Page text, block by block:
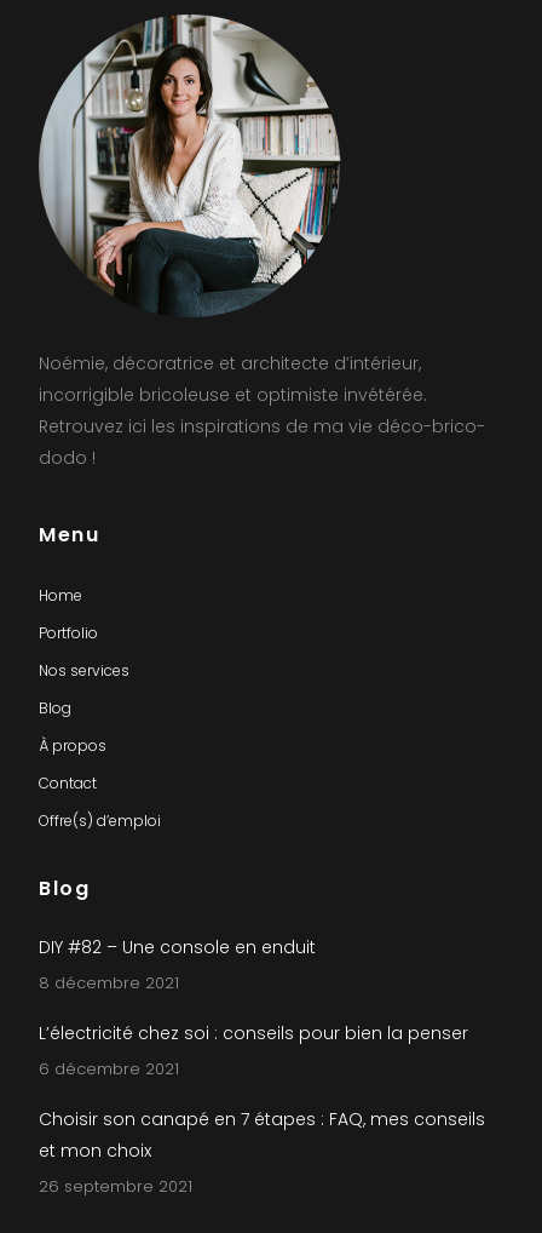
Noémie, décoratrice et architecte d’intérieur,
incorrigible bricoleuse et optimiste invétérée.
Retrouvez ici les inspirations de ma vie déco-brico-
dodo !
Menu
Home
Portfolio
Nos services
Blog
À propos
Contact
Offre(s) d’emploi
Blog
DIY #82 – Une console en enduit
8 décembre 2021
L’électricité chez soi : conseils pour bien la penser
6 décembre 2021
Choisir son canapé en 7 étapes : FAQ, mes conseils
et mon choix
26 septembre 2021